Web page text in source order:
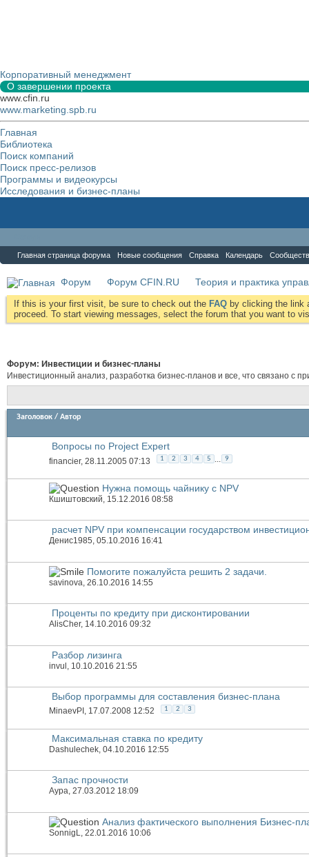
Корпоративный менеджмент
О завершении проекта
www.cfin.ru
www.marketing.spb.ru
Главная
Библиотека
Поиск компаний
Поиск пресс-релизов
Программы и видеокурсы
Исследования и бизнес-планы
Главная страница форума Новые сообщения Справка Календарь
Форум Форум CFIN.RU Теория и практика
If this is your first visit, be sure to check out the FAQ by clicking the link
proceed. To start viewing messages, select the forum that you want to
Форум: Инвестиции и бизнес-планы
Инвестиционный анализ, разработка бизнес-планов и все, что связано с
Заголовок / Автор
Вопросы по Project Expert
financier, 28.11.2005 07:13 1 2 3 4 5 ... 9
Нужна помощь чайнику с NPV
Кшиштовский, 15.12.2016 08:58
расчет NPV при компенсации государством
Денис1985, 05.10.2016 16:41
Помогите пожалуйста решить 2 задачи.
savinova , 26.10.2016 14:55
Проценты по кредиту при дисконтировании
AlisCher, 14.10.2016 09:32
Разбор лизинга
invul , 10.10.2016 21:55
Выбор программы для составления бизнес-плана
MinaevPI , 17.07.2008 12:52 1 2 3
Максимальная ставка по кредиту
Dashulechek , 04.10.2016 12:55
Запас прочности
Аура, 27.03.2012 18:09
Анализ фактического выполнения Бизнес-
SonnigL , 22.01.2016 10:06